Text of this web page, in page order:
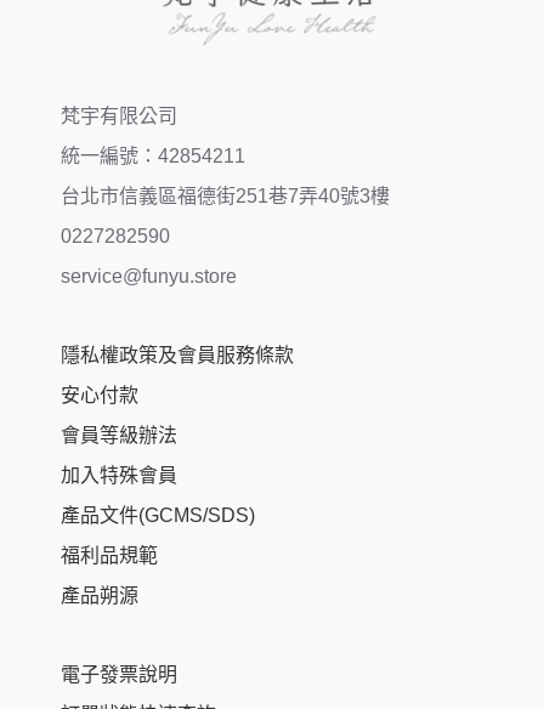
梵宇有限公司
統一編號：42854211
台北市信義區福德街251巷7弄40號3樓
0227282590
service@funyu.store
隱私權政策及會員服務條款
安心付款
會員等級辦法
加入特殊會員
產品文件(GCMS/SDS)
福利品規範
產品朔源
電子發票說明